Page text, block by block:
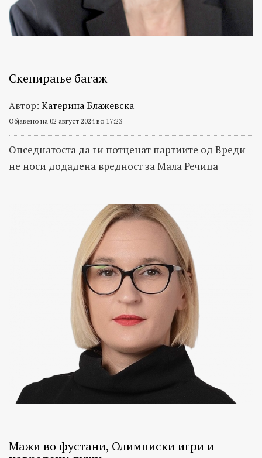
Скенирање багаж
Автор: Катерина Блажевска
Објавено на 02 август 2024 во 17:23
Опседнатоста да ги потценат партиите од Вреди
не носи додадена вредност за Мала Речица
Мажи во фустани, Олимписки игри и